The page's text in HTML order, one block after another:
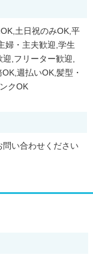
土日祝のみOK,平
婦・主夫歓迎,学生
,フリーター歓迎,
週払いOK,髪型・
クOK
い合わせください